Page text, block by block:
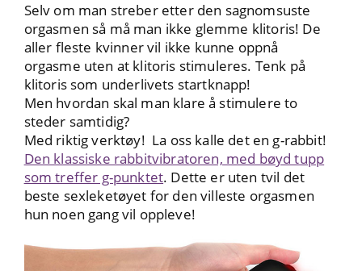
Selv om man streber etter den sagnomsuste
orgasmen så må man ikke glemme klitoris! De
aller fleste kvinner vil ikke kunne oppnå
orgasme uten at klitoris stimuleres. Tenk på
klitoris som underlivets startknapp!
Men hvordan skal man klare å stimulere to
steder samtidig?
Med riktig verktøy! La oss kalle det en g-rabbit!
Den klassiske rabbitvibratoren, med bøyd tupp
som treffer g-punktet. Dette er uten tvil det
beste sexleketøyet for den villeste orgasmen
hun noen gang vil oppleve!